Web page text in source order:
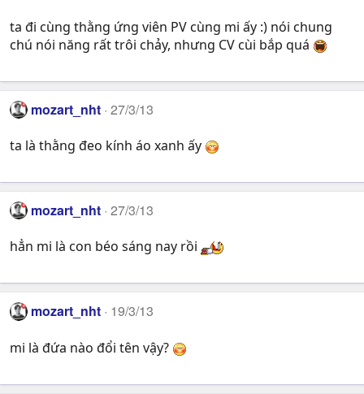
ta đi cùng thằng ứng viên PV cùng mi ấy :) nói chung
chú nói năng rất trôi chảy, nhưng CV cùi bắp quá
mozart_nht 27/3/13
ta là thằng đeo kính áo xanh ấy
mozart_nht 27/3/13
hẳn mi là con béo sáng nay rồi
mozart_nht 19/3/13
mi là đứa nào đổi tên vậy?